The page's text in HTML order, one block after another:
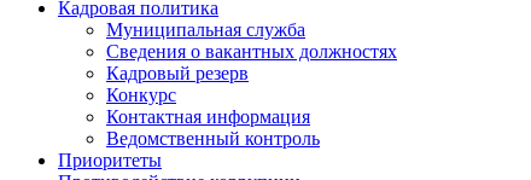
Кадровая политика
Муниципальная служба
Сведения о вакантных должностях
Кадровый резерв
Конкурс
Контактная информация
Ведомственный контроль
Приоритеты